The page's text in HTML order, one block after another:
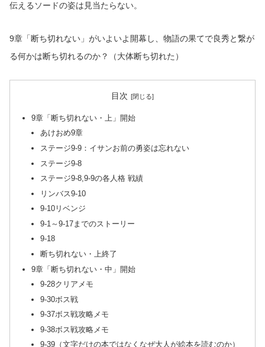
伝えるソードの姿は見当たらない。
9章「断ち切れない」がいよいよ開幕し、物語の果てで良秀と繋が
る何かは断ち切れるのか？（大体断ち切れた）
目次
9章「断ち切れない・上」開始
あけおめ9章
ステージ9-9：イサンお前の勇姿は忘れない
ステージ9-8
ステージ9-8,9-9の各人格 戦績
リンバス9-10
9-10リベンジ
9-1～9-17までのストーリー
9-18
断ち切れない・上終了
9章「断ち切れない・中」開始
9-28クリアメモ
9-30ボス戦
9-37ボス戦攻略メモ
9-38ボス戦攻略メモ
9-39（文字だけの本ではなくなぜ大人が絵本を読むのか）